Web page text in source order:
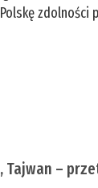
zdolności
Tajwan –